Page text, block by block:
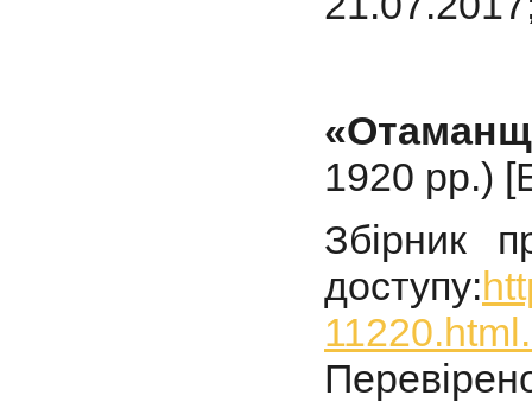
1920 рр.)
Збірник
доступу: